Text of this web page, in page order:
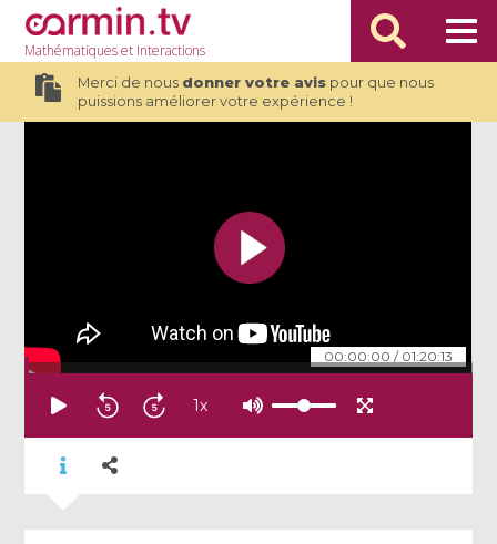
Mathématiqueset Interactions
Merci de nous donner votre avispour que nous
puissions améliorer votre expérience !
00:00:00 / 01:20:13
1x